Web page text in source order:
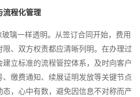
流程化管理
一样透明。从签订合同开始，费用
、双方权责都应清晰列明。在办理过
立标准的流程管控体系，及时向客户
缴费通知、续展证明发放等关键节点
，心中有数，避免因信息不对称而产